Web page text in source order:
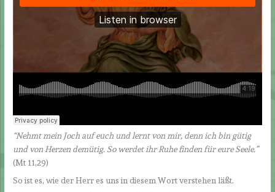
“Nehmt mein Joch auf euch und lernt von mir, denn ich bin gütig
und von Herzen demütig. So werdet ihr Ruhe finden für eure Seele.”
(Mt 11,29)
So ist es, wie der Herr es uns in diesem Wort verstehen läßt.